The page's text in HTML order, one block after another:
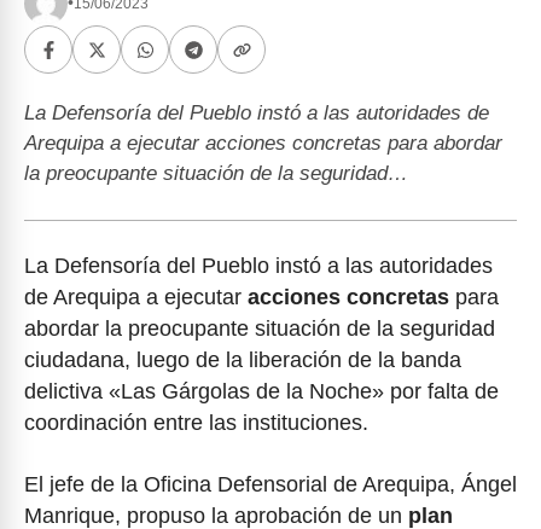
15/06/2023
La Defensoría del Pueblo instó a las autoridades de
Arequipa a ejecutar acciones concretas para abordar
la preocupante situación de la seguridad…
La Defensoría del Pueblo instó a las autoridades
de Arequipa a ejecutar acciones concretas para
abordar la preocupante situación de la seguridad
ciudadana, luego de la liberación de la banda
delictiva «Las Gárgolas de la Noche» por falta de
coordinación entre las instituciones.
El jefe de la Oficina Defensorial de Arequipa, Ángel
Manrique, propuso la aprobación de un plan